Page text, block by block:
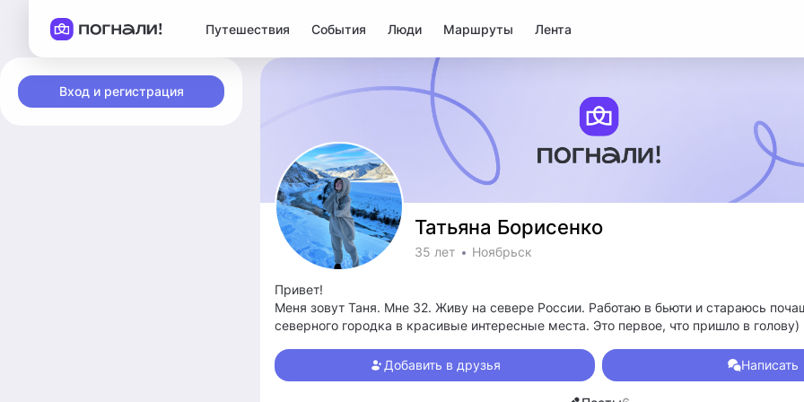
Путешествия События Люди Маршруты Лента
Вход и регистрация
Татьяна Борисенко
35 лет Ноябрьск
Привет!
Меня зовут Таня. Мне 32. Живу на севере России. Работаю в бьюти и стараюсь
северного городка в красивые интересные места. Это первое, что пришло в
Добавить в друзья
Написать